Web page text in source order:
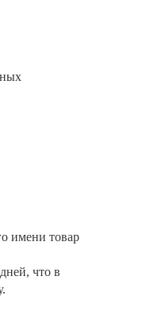
имени товар
что в